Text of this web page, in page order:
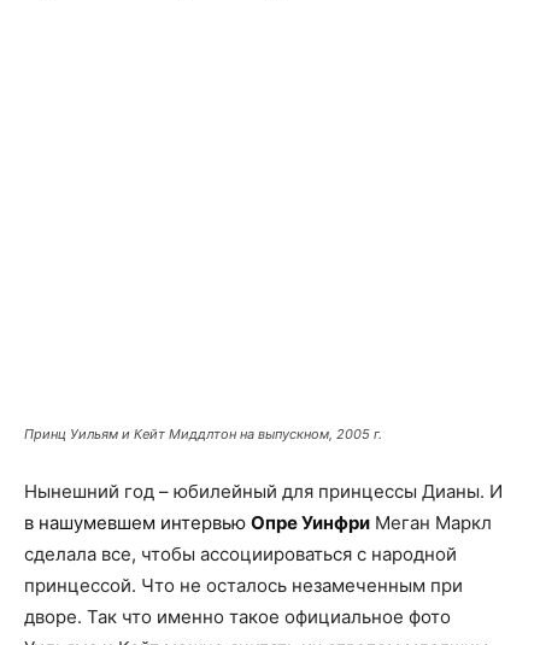
Принц Уильям и Кейт Миддлтон на выпускном, 2005 г.
Нынешний год – юбилейный для принцессы Дианы. И
в нашумевшем интервью Опре Уинфри Меган Маркл
сделала все, чтобы ассоциироваться с народной
принцессой. Что не осталось незамеченным при
дворе. Так что именно такое официальное фото